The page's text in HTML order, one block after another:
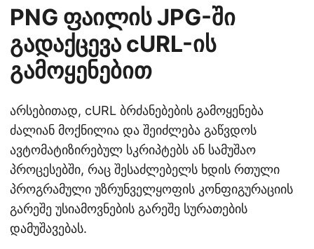
PNG ფაილის JPG-ში
გადაქცევა cURL-ის
გამოყენებით
არსებითად, cURL ბრძანებების გამოყენება
ძალიან მოქნილია და შეიძლება გაწვდოს
ავტომატიზირებულ სკრიპტებს ან სამუშაო
პროცესებში, რაც შესაძლებელს ხდის რთული
პროგრამული უზრუნველყოფის კონფიგურაციის
გარეშე უსიამოვნების გარეშე სურათების
დამუშავებას.